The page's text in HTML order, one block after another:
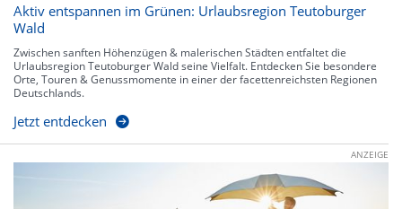
Aktiv entspannen im Grünen: Urlaubsregion Teutoburger
Wald
Zwischen sanften Höhenzügen & malerischen Städten entfaltet die
Urlaubsregion Teutoburger Wald seine Vielfalt. Entdecken Sie besondere
Orte, Touren & Genussmomente in einer der facettenreichsten Regionen
Deutschlands.
Jetzt entdecken
ANZEIGE